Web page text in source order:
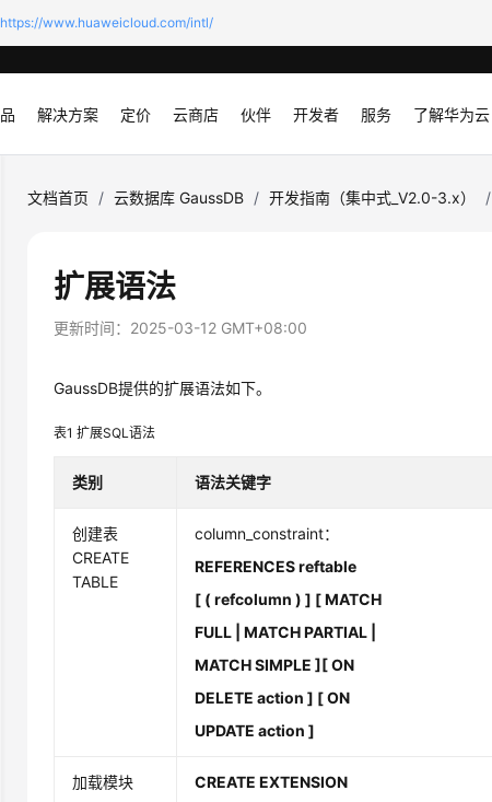
https://www.huaweicloud.com/intl/
解决方案 定价 云商店 伙伴 开发者 服务 了解华为云
文档首页 / 云数据库 GaussDB / 开发指南（集中式_V2.0-3.x） /
扩展语法
更新时间： 2025-03-12 GMT+08:00
GaussDB提供的扩展语法如下。
表1扩展SQL语法
类别 语法关键字
创建表
CREATE
TABLE
column_constraint：
REFERENCES reftable
[ ( refcolumn ) ] [ MATCH
FULL | MATCH PARTIAL |
MATCH SIMPLE ][ ON
DELETE action ] [ ON
UPDATE action ]
加载模块 CREATE EXTENSION